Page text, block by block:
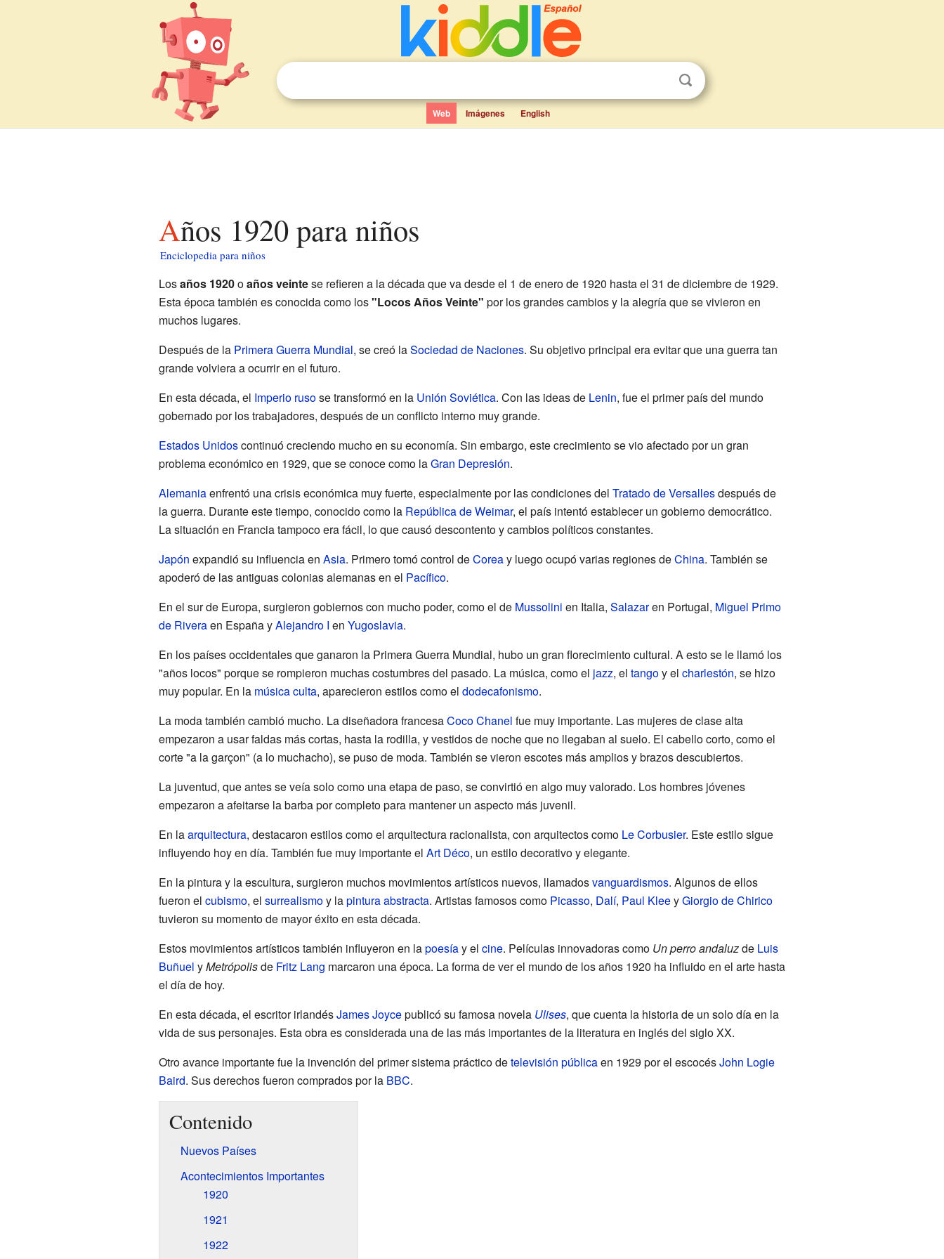
Web Imágenes English
Años 1920 para niños
Enciclopedia para niños
Losaños 1920oaños veintese refieren a la década que va desde el 1 de enero de 1920 hasta el 31 de diciembre de 1929.
Esta época también es conocida como los"Locos Años Veinte" por los grandes cambios y la alegría que se vivieron en
muchos lugares.
Después de la Primera Guerra Mundial, se creó laSociedad de Naciones. Su objetivo principal era evitar que una guerra tan
grande volviera a ocurrir en el futuro.
En esta década, el Imperio rusose transformó en la Unión Soviética. Con las ideas de Lenin, fue el primer país del mundo
gobernado por los trabajadores, después de un conflicto interno muy grande.
Estados Unidoscontinuó creciendo mucho en su economía. Sin embargo, este crecimiento se vio afectado por un gran
problema económico en 1929, que se conoce como laGran Depresión.
Alemaniaenfrentó una crisis económica muy fuerte, especialmente por las condiciones del Tratado de Versallesdespués de
la guerra. Durante este tiempo, conocido como la República de Weimar, el país intentó establecer un gobierno democrático.
La situación en Francia tampoco era fácil, lo que causó descontento y cambios políticos constantes.
Japón expandió su influencia en Asia. Primero tomó control deCoreay luego ocupó varias regiones deChina. También se
apoderó de las antiguas colonias alemanas en el Pacífico.
En el sur de Europa, surgieron gobiernos con mucho poder, como el de Mussolini en Italia, Salazaren Portugal, Miguel Primo
de Riveraen España yAlejandro I en Yugoslavia.
En los países occidentales que ganaron la Primera Guerra Mundial, hubo un gran florecimiento cultural. A esto se le llamó los
"años locos" porque se rompieron muchas costumbres del pasado. La música, como el jazz, el tangoy el charlestón, se hizo
muy popular. En la música culta, aparecieron estilos como el dodecafonismo.
La moda también cambió mucho. La diseñadora francesaCoco Chanel fue muy importante. Las mujeres de clase alta
empezaron a usar faldas más cortas, hasta la rodilla, y vestidos de noche que no llegaban al suelo. El cabello corto, como el
corte "a la garçon" (a lo muchacho), se puso de moda. También se vieron escotes más amplios y brazos descubiertos.
La juventud, que antes se veía solo como una etapa de paso, se convirtió en algo muy valorado. Los hombres jóvenes
empezaron a afeitarse la barba por completo para mantener un aspecto más juvenil.
En laarquitectura, destacaron estilos como el arquitectura racionalista, con arquitectos como Le Corbusier. Este estilo sigue
influyendo hoy en día. También fue muy importante el Art Déco, un estilo decorativo y elegante.
En la pintura y la escultura, surgieron muchos movimientos artísticos nuevos, llamadosvanguardismos. Algunos de ellos
fueron el cubismo, el surrealismoy lapintura abstracta. Artistas famosos como Picasso, Dalí, Paul KleeyGiorgio de Chirico
tuvieron su momento de mayor éxito en esta década.
Estos movimientos artísticos también influyeron en lapoesíay el cine. Películas innovadoras como Un perro andaluzde Luis
Buñuel yMetrópolisde Fritz Lang marcaron una época. La forma de ver el mundo de los años 1920 ha influido en el arte hasta
el día de hoy.
En esta década, el escritor irlandésJames Joycepublicó su famosa novela Ulises, que cuenta la historia de un solo día en la
vida de sus personajes. Esta obra es considerada una de las más importantes de la literatura en inglés del siglo XX.
Otro avance importante fue la invención del primer sistema práctico detelevisión públicaen 1929 por el escocésJohn Logie
Baird. Sus derechos fueron comprados por la BBC.
Contenido
Nuevos Países
Acontecimientos Importantes
1920
1921
1922